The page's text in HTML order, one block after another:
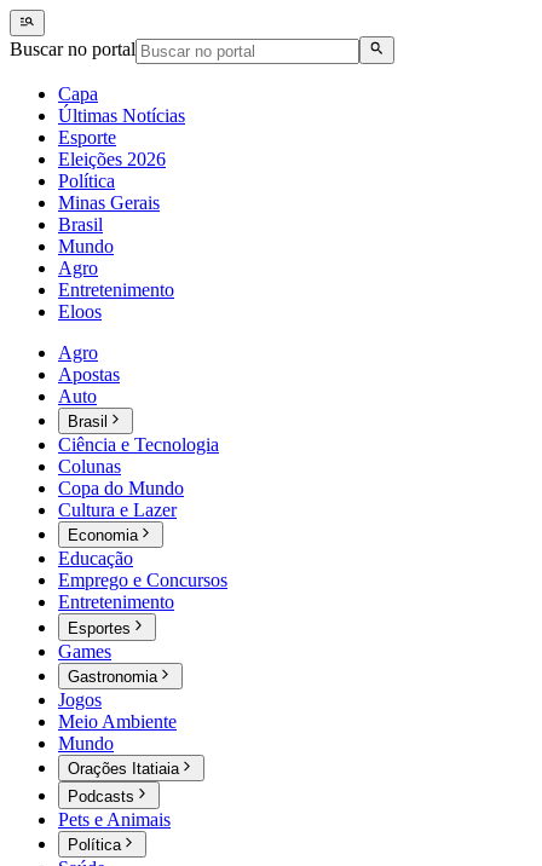
Buscar no portal
Capa
Últimas Notícias
Esporte
Eleições 2026
Política
Minas Gerais
Brasil
Mundo
Agro
Entretenimento
Eloos
Agro
Apostas
Auto
Brasil
Ciência e Tecnologia
Colunas
Copa do Mundo
Cultura e Lazer
Economia
Educação
Emprego e Concursos
Entretenimento
Esportes
Games
Gastronomia
Jogos
Meio Ambiente
Mundo
Orações Itatiaia
Podcasts
Pets e Animais
Política